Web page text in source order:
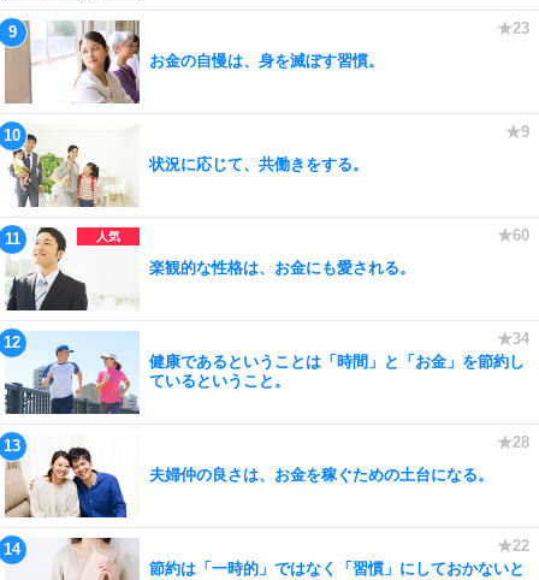
お金の自慢は、身を滅ぼす習慣。
状況に応じて、共働きをする。
楽観的な性格は、お金にも愛される。
健康であるということは「時間」と「お金」を節約し
ているということ。
夫婦仲の良さは、お金を稼ぐための土台になる。
節約は「一時的」ではなく「習慣」にしておかないと